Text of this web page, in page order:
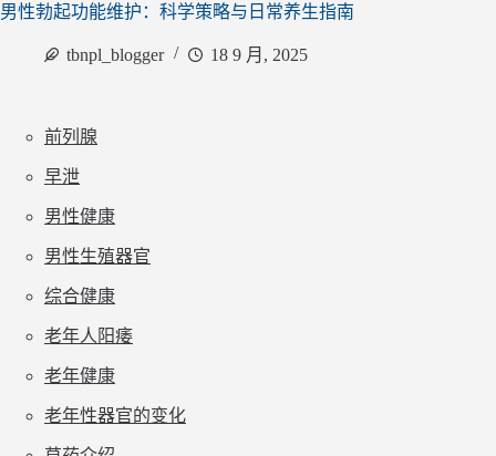
男性勃起功能维护：科学策略与日常养生指南
tbnpl_blogger 18 9 月, 2025
前列腺
早泄
男性健康
男性生殖器官
综合健康
老年人阳痿
老年健康
老年性器官的变化